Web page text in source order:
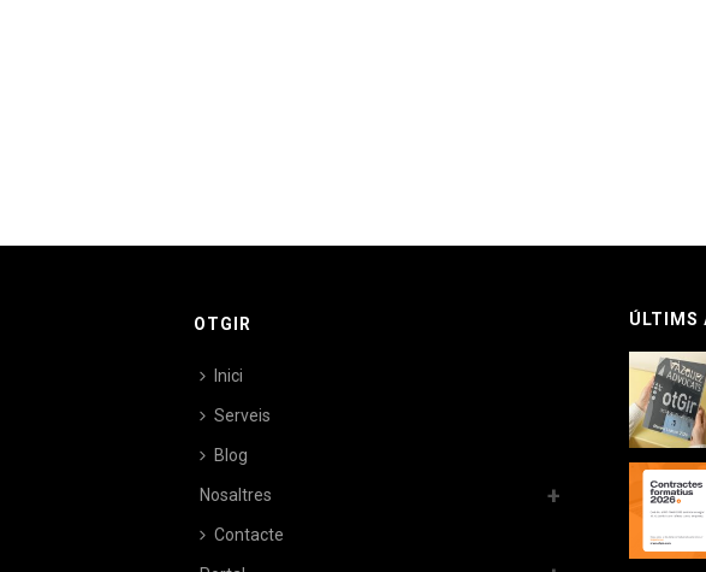
OTGIR
Inici
Serveis
Blog
Nosaltres
Contacte
ÚLTIMS